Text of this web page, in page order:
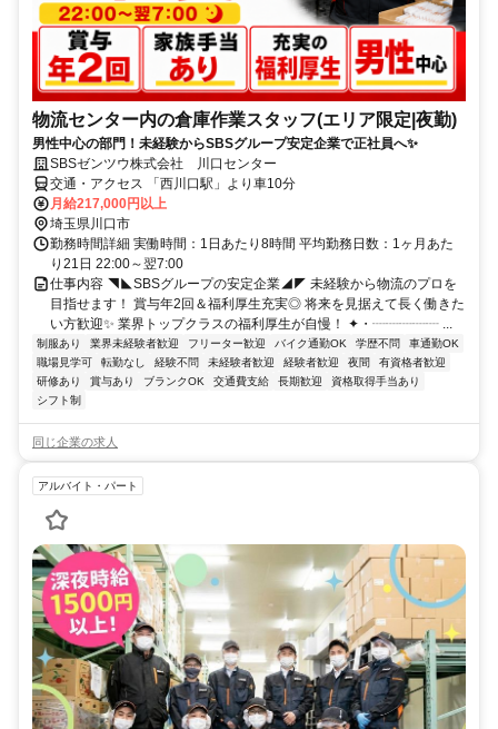
物流センター内の倉庫作業スタッフ(エリア限定|夜勤)
男性中心の部門！未経験からSBSグループ安定企業で正社員へ✨
SBSゼンツウ株式会社 川口センター
交通・アクセス 「西川口駅」より車10分
月給217,000円以上
埼玉県川口市
勤務時間詳細 実働時間：1日あたり8時間 平均勤務日数：1ヶ月あた
り21日 22:00～翌7:00
仕事内容 ◥◣SBSグループの安定企業◢◤ 未経験から物流のプロを
目指せます！ 賞与年2回＆福利厚生充実◎ 将来を見据えて長く働きた
い方歓迎✨ 業界トップクラスの福利厚生が自慢！ ✦・┈┈┈┈┈ ...
制服あり 業界未経験者歓迎 フリーター歓迎 バイク通勤OK 学歴不問
車通勤OK
職場見学可
転勤なし 経験不問 未経験者歓迎 経験者歓迎 夜間
有資格者歓迎
研修あり
賞与あり ブランクOK 交通費支給 長期歓迎
資格取得手当あり
シフト制
同じ企業の求人
アルバイト・パート